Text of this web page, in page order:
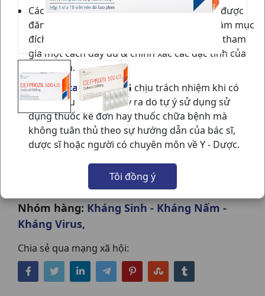
Các thông tin về sản phẩm, giá bán, ưu đãi được
đăng trên website
nhằm mục
đích cung cấp các thông tin cho thành viên tham
gia một cách đầy đủ & chính xác các đặc tính của
sản phẩm.
VN Medical sẽKHÔNG chịu trách nhiệm khi có
bất kỳ hậu quả nào xảy ra do tự ý sử dụng sử
dụng thuốc kê đơn hay thuốc chữa bệnh mà
không tuân thủ theo sự hướng dẫn của bác sĩ,
dược sĩ hoặc người có chuyên môn về Y - Dược.
Tôi đồng ý
CEFPROZIL 500MG H10V US PHARMA
US Pharma USA
Nhóm hàng: Kháng Sinh - Kháng Nấm -
Kháng Virus,
Chia sẻ qua mạng xã hội: